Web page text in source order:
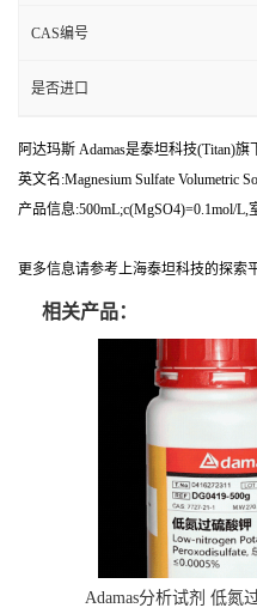
CAS编号
是否进口
阿达玛斯 Adamas是泰坦科技(Titan)
英文名:Magnesium Sulfate Volumetric
产品信息:500mL;c(MgSO4)=0.1mol/
更多信息请参考上海泰坦科技的探索
相关产品：
Adamas分析试剂 低氮